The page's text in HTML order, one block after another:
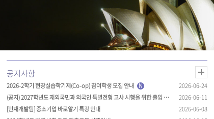
2026-2학기 현장실습학기제(Co-op) 참여학생 모집 안내 N
2026-06-24
(공지) 2027학년도 재외국민과 외국인 특별전형 고사 시행을 위한 출입 제한 안내
2026-06-11
[인재개발팀] 중소기업 바로알기 특강 안내
2026-06-08